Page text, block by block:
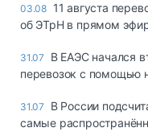
03.08 11 августа
об ЭТрН в прямом
31.07
В ЕАЭС начался
перевозок с помощью
31.07
В России
самые